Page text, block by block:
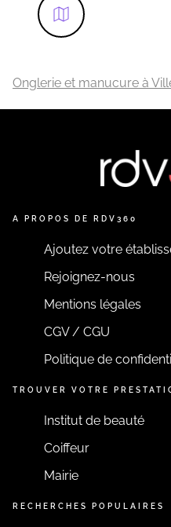
Onglerie et manucure à
A PROPOS DE RDV360
Ajoutez votre
Rejoignez-nous
Mentions légales
CGV / CGU
Politique de
TROUVER VOTRE
Institut de beauté
Coiffeur
Mairie
RECHERCHES POPULAIRES